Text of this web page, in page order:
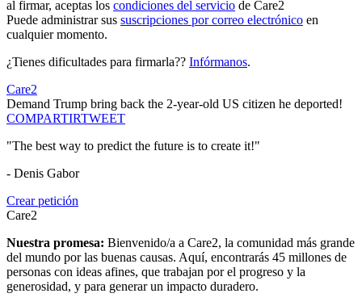
al firmar, aceptas los condiciones del servicio de Care2
Puede administrar sus suscripciones por correo electrónico en
cualquier momento.
¿Tienes dificultades para firmarla?? Infórmanos.
Care2
Demand Trump bring back the 2-year-old US citizen he deported!
COMPARTIRTWEET
"The best way to predict the future is to create it!"
- Denis Gabor
Crear petición
Care2
Nuestra promesa: Bienvenido/a a Care2, la comunidad más grande
del mundo por las buenas causas. Aquí, encontrarás 45 millones de
personas con ideas afines, que trabajan por el progreso y la
generosidad, y para generar un impacto duradero.